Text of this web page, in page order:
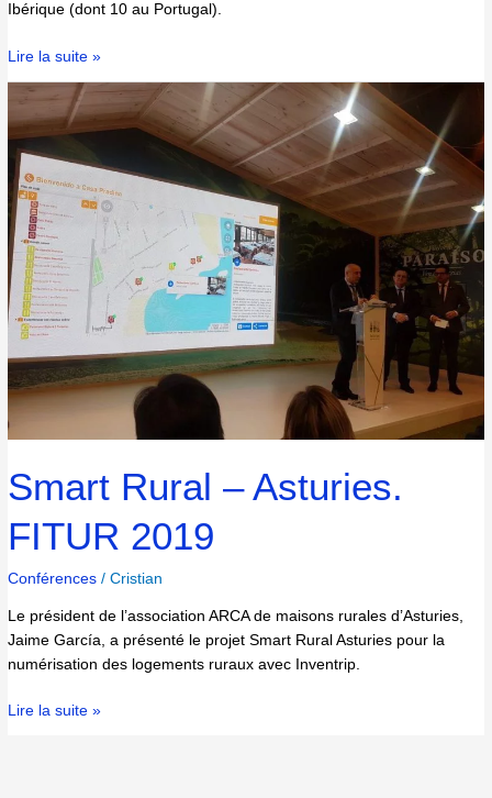
Ibérique (dont 10 au Portugal).
Lire la suite »
Smart Rural – Asturies.
FITUR 2019
Conférences /Cristian
Le président de l’association ARCA de maisons rurales d’Asturies,
Jaime García, a présenté le projet Smart Rural Asturies pour la
numérisation des logements ruraux avec Inventrip.
Smart
Rural
–
Asturies.
FITUR
2019
Lire la suite »